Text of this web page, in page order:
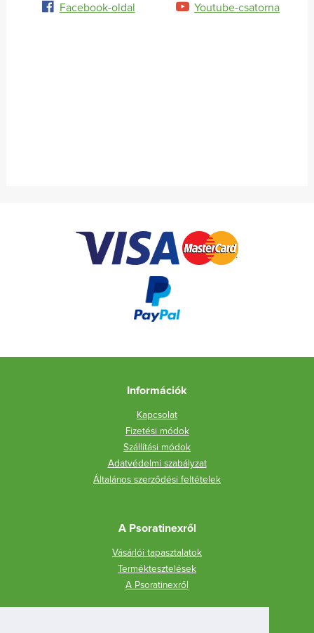
Facebook-oldal Youtube-csatorna
Információk
Kapcsolat
Fizetési módok
Szállítási módok
Adatvédelmi szabályzat
Általános szerződési feltételek
A Psoratinexről
Vásárlói tapasztalatok
Terméktesztelések
A Psoratinexről